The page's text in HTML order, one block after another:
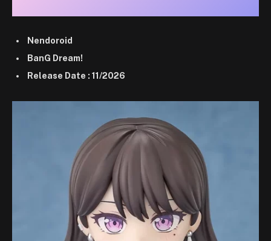
Nendoroid
BanG Dream!
Release Date : 11/2026